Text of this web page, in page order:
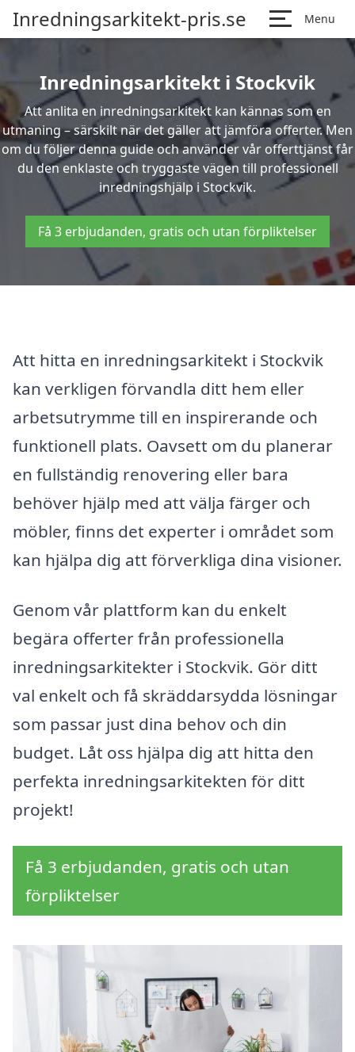
Inredningsarkitekt-pris.se Menu
Inredningsarkitekt i Stockvik
Att anlita en inredningsarkitekt kan kännas som en
utmaning – särskilt när det gäller att jämföra offerter. Men
om du följer denna guide och använder vår offerttjänst får
du den enklaste och tryggaste vägen till professionell
inredningshjälp i Stockvik.
Få 3 erbjudanden, gratis och utan förpliktelser
Att hitta en inredningsarkitekt i Stockvik
kan verkligen förvandla ditt hem eller
arbetsutrymme till en inspirerande och
funktionell plats. Oavsett om du planerar
en fullständig renovering eller bara
behöver hjälp med att välja färger och
möbler, finns det experter i området som
kan hjälpa dig att förverkliga dina visioner.
Genom vår plattform kan du enkelt
begära offerter från professionella
inredningsarkitekter i Stockvik. Gör ditt
val enkelt och få skräddarsydda lösningar
som passar just dina behov och din
budget. Låt oss hjälpa dig att hitta den
perfekta inredningsarkitekten för ditt
projekt!
Få 3 erbjudanden, gratis och utan
förpliktelser